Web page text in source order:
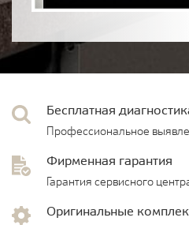
Бесплатная
Профессиональное
Фирменная гарантия
Гарантия сервисного
Оригинальные